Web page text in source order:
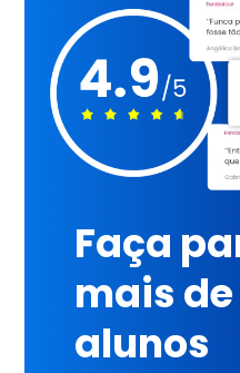
Faça
mais
alunos